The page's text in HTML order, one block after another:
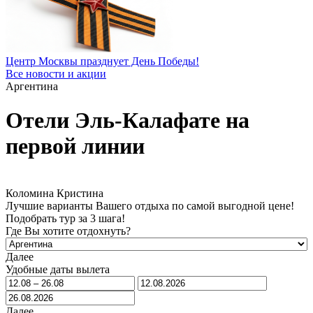
Центр Москвы празднует День Победы!
Все новости и акции
Аргентина
Отели Эль-Калафате на
первой линии
Коломина Кристина
Лучшие варианты Вашего отдыха по самой выгодной цене!
Подобрать тур за 3 шага!
Где Вы хотите отдохнуть?
Далее
Удобные даты вылета